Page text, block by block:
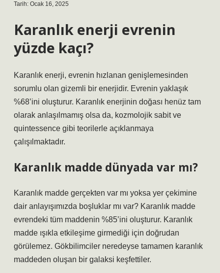
Tarih: Ocak 16, 2025
Karanlık enerji evrenin
yüzde kaçı?
Karanlık enerji, evrenin hızlanan genişlemesinden
sorumlu olan gizemli bir enerjidir. Evrenin yaklaşık
%68’ini oluşturur. Karanlık enerjinin doğası henüz tam
olarak anlaşılmamış olsa da, kozmolojik sabit ve
quintessence gibi teorilerle açıklanmaya
çalışılmaktadır.
Karanlık madde dünyada var mı?
Karanlık madde gerçekten var mı yoksa yer çekimine
dair anlayışımızda boşluklar mı var? Karanlık madde
evrendeki tüm maddenin %85’ini oluşturur. Karanlık
madde ışıkla etkileşime girmediği için doğrudan
görülemez. Gökbilimciler neredeyse tamamen karanlık
maddeden oluşan bir galaksi keşfettiler.